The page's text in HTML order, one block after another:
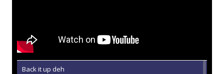
Back it up deh